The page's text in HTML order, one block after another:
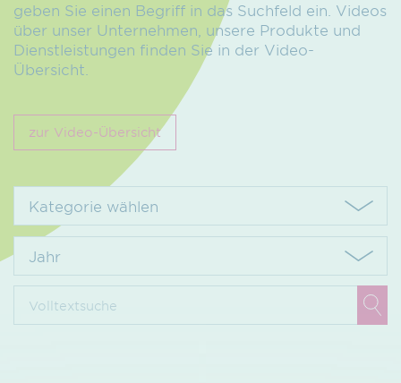
geben Sie einen Begriff in das Suchfeld ein. Videos
über unser Unternehmen, unsere Produkte und
Dienstleistungen finden Sie in der Video-
Übersicht.
zur Video-Übersicht